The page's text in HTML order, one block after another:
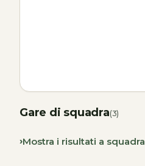
Gare di squadra(3)
Mostra i risultati a squadra